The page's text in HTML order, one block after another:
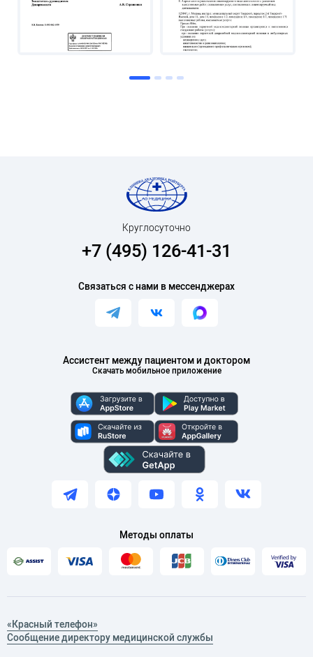
Ассистент между пациентом и доктором
Скачать мобильное приложение
Круглосуточно
+7 (495) 126-41-31
Связаться с нами в мессенджерах
Методы оплаты
«Красный телефон»
Сообщение директору медицинской службы